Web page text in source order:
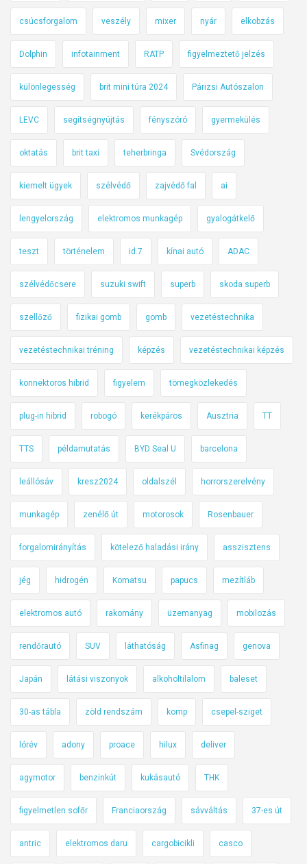
csúcsforgalom veszély mixer nyár elkobzás
Dolphin infotainment RATP figyelmeztető jelzés
különlegesség brit mini túra 2024 Párizsi Autószalon
LEVC segítségnyújtás fényszóró gyermekülés
oktatás brit taxi teherbringa Svédország
kiemelt ügyek szélvédő zajvédő fal ai
lengyelország elektromos munkagép gyalogátkelő
teszt történelem id.7 kínai autó ADAC
szélvédőcsere suzuki swift superb skoda superb
szellőző fizikai gomb gomb vezetéstechnika
vezetéstechnikai tréning képzés vezetéstechnikai képzés
konnektoros hibrid figyelem tömegközlekedés
plug-in hibrid robogó kerékpáros Ausztria TT
TTS példamutatás BYD Seal U barcelona
leállósáv kresz2024 oldalszél horrorszerelvény
munkagép zenélő út motorosok Rosenbauer
forgalomirányítás kötelező haladási irány asszisztens
jég hidrogén Komatsu papucs mezítláb
elektromos autó rakomány üzemanyag mobilozás
rendőrautó SUV láthatóság Asfinag genova
Japán látási viszonyok alkoholtilalom baleset
30-as tábla zöld rendszám komp csepel-sziget
lórév adony proace hilux deliver
agymotor benzinkút kukásautó THK
figyelmetlen sofőr Franciaország sávváltás 37-es út
antric elektromos daru cargobicikli casco